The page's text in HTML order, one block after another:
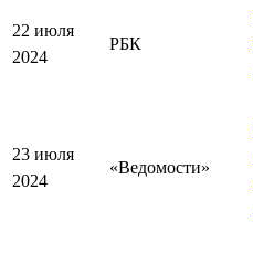
22 июля
2024
РБК
23 июля
2024
«Ведомости»